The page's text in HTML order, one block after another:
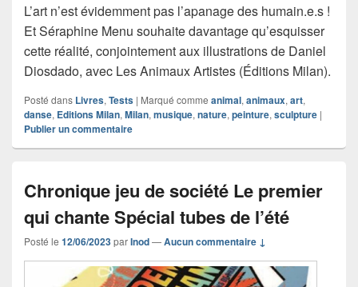
L’art n’est évidemment pas l’apanage des humain.e.s !
Et Séraphine Menu souhaite davantage qu’esquisser
cette réalité, conjointement aux illustrations de Daniel
Diosdado, avec Les Animaux Artistes (Éditions Milan).
Posté dans Livres, Tests | Marqué comme animal, animaux, art,
danse, Editions Milan, Milan, musique, nature, peinture, sculpture |
Publier un commentaire
Chronique jeu de société Le premier
qui chante Spécial tubes de l’été
Posté le 12/06/2023parInod—Aucun commentaire ↓